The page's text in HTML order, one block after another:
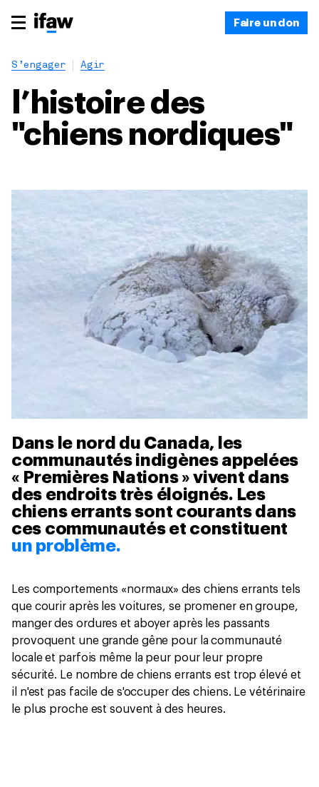
Faire un don
S’engager Agir
l’histoire des
"chiens nordiques"
Dans le nord du Canada, les
communautés indigènes appelées
« Premières Nations » vivent dans
des endroits très éloignés. Les
chiens errants sont courants dans
ces communautés et constituent
un problème.
Les comportements «normaux» des chiens errants tels
que courir après les voitures, se promener en groupe,
manger des ordures et aboyer après les passants
provoquent une grande gêne pour la communauté
locale et parfois même la peur pour leur propre
sécurité. Le nombre de chiens errants est trop élevé et
il n'est pas facile de s'occuper des chiens. Le vétérinaire
le plus proche est souvent à des heures.